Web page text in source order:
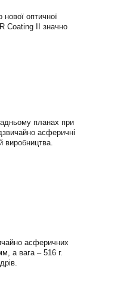
оптичної
Coating II значно
планах при
асферичні
виробництва.
асферичних
а вага – 516 г.